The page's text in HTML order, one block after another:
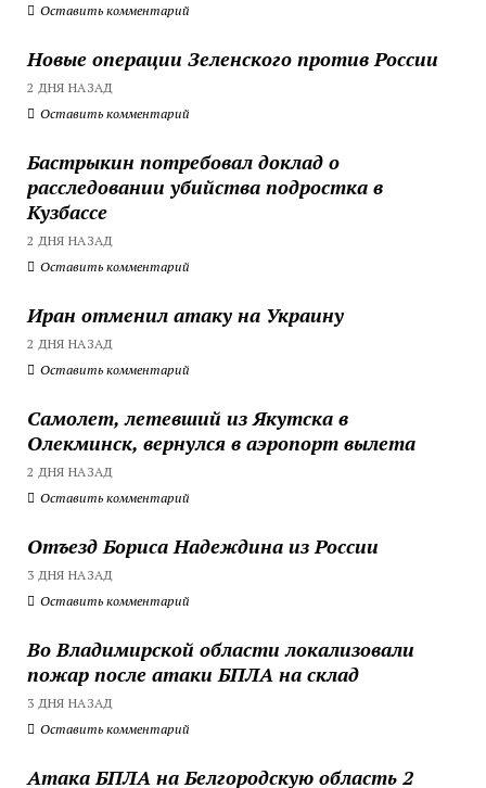
Оставить комментарий
Новые операции Зеленского против России
2 ДНЯ НАЗАД
Оставить комментарий
Бастрыкин потребовал доклад о
расследовании убийства подростка в
Кузбассе
2 ДНЯ НАЗАД
Оставить комментарий
Иран отменил атаку на Украину
2 ДНЯ НАЗАД
Оставить комментарий
Самолет, летевший из Якутска в
Олекминск, вернулся в аэропорт вылета
2 ДНЯ НАЗАД
Оставить комментарий
Отъезд Бориса Надеждина из России
3 ДНЯ НАЗАД
Оставить комментарий
Во Владимирской области локализовали
пожар после атаки БПЛА на склад
3 ДНЯ НАЗАД
Оставить комментарий
Атака БПЛА на Белгородскую область 2